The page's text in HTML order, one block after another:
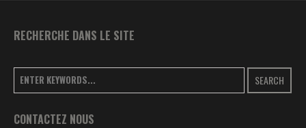
RECHERCHE DANS LE SITE
SEARCH
CONTACTEZ NOUS